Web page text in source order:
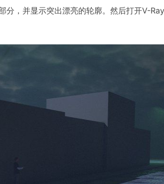
分，并显示突出漂亮的轮廓。然后打开V-